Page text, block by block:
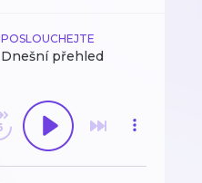
POSLOUCHEJTE
Dnešní přehled